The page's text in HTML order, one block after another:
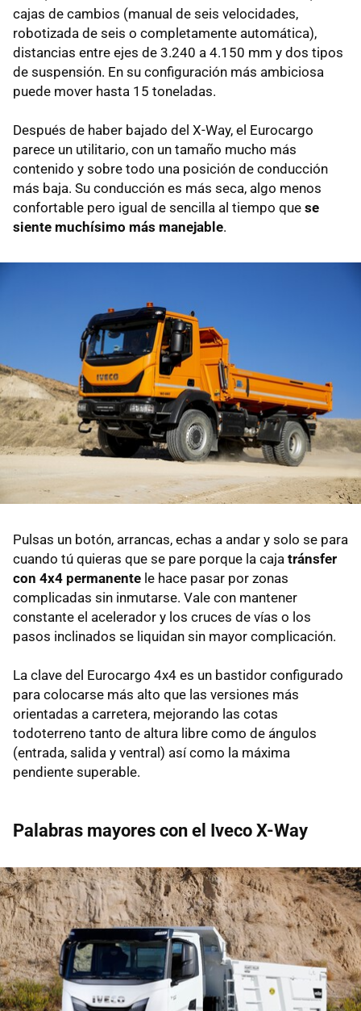
cajas de cambios (manual de seis velocidades,
robotizada de seis o completamente automática),
distancias entre ejes de 3.240 a 4.150 mm y dos tipos
de suspensión. En su configuración más ambiciosa
puede mover hasta 15 toneladas.
Después de haber bajado del X-Way, el Eurocargo
parece un utilitario, con un tamaño mucho más
contenido y sobre todo una posición de conducción
más baja. Su conducción es más seca, algo menos
confortable pero igual de sencilla al tiempo que se
siente muchísimo más manejable.
Pulsas un botón, arrancas, echas a andar y solo se para
cuando tú quieras que se pare porque la caja tránsfer
con 4x4 permanente le hace pasar por zonas
complicadas sin inmutarse. Vale con mantener
constante el acelerador y los cruces de vías o los
pasos inclinados se liquidan sin mayor complicación.
La clave del Eurocargo 4x4 es un bastidor configurado
para colocarse más alto que las versiones más
orientadas a carretera, mejorando las cotas
todoterreno tanto de altura libre como de ángulos
(entrada, salida y ventral) así como la máxima
pendiente superable.
Palabras mayores con el Iveco X-Way